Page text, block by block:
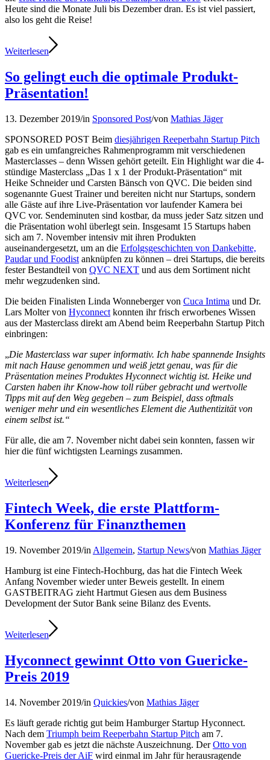
Heute sind die Monate Juli bis Dezember dran. Es ist viel passiert,
also los geht die Reise!
Weiterlesen
So gelingt euch die optimale Produkt-
Präsentation!
13. Dezember 2019/in Sponsored Post/von Mathias Jäger
SPONSORED POST Beim diesjährigen Reeperbahn Startup Pitch
gab es ein umfangreiches Rahmenprogramm mit verschiedenen
Masterclasses – denn Wissen gehört geteilt. Ein Highlight war die 4-
stündige Masterclass „Das 1 x 1 der Produkt-Präsentation“ mit
Heike Schneider und Carsten Bänsch von QVC. Die beiden sind
sogenannte Guest Trainer und bereiten nicht nur Startups, sondern
alle Gäste auf ihre Live-Präsentation vor laufender Kamera bei
QVC vor. Sendeminuten sind kostbar, da muss jeder Satz sitzen und
die Präsentation wohl überlegt sein. Insgesamt 15 Startups haben
sich am 7. November intensiv mit ihren Produkten
auseinandergesetzt, um an die Erfolgsgeschichten von Dankebitte,
Paudar und Foodist anknüpfen zu können – drei Startups, die bereits
fester Bestandteil von QVC NEXT und aus dem Sortiment nicht
mehr wegzudenken sind.
Die beiden Finalisten Linda Wonneberger von Cuca Intima und Dr.
Lars Molter von Hyconnect konnten ihr frisch erworbenes Wissen
aus der Masterclass direkt am Abend beim Reeperbahn Startup Pitch
einbringen:
„Die Masterclass war super informativ. Ich habe spannende Insights
mit nach Hause genommen und weiß jetzt genau, was für die
Präsentation meines Produktes Hyconnect wichtig ist. Heike und
Carsten haben ihr Know-how toll rüber gebracht und wertvolle
Tipps mit auf den Weg gegeben – zum Beispiel, dass oftmals
weniger mehr und ein wesentliches Element die Authentizität von
einem selbst ist.“
Für alle, die am 7. November nicht dabei sein konnten, fassen wir
hier die fünf wichtigsten Learnings zusammen.
Weiterlesen
Fintech Week, die erste Plattform-
Konferenz für Finanzthemen
19. November 2019/in Allgemein, Startup News/von Mathias Jäger
Hamburg ist eine Fintech-Hochburg, das hat die Fintech Week
Anfang November wieder unter Beweis gestellt. In einem
GASTBEITRAG zieht Hartmut Giesen aus dem Business
Development der Sutor Bank seine Bilanz des Events.
Weiterlesen
Hyconnect gewinnt Otto von Guericke-
Preis 2019
14. November 2019/in Quickies/von Mathias Jäger
Es läuft gerade richtig gut beim Hamburger Startup Hyconnect.
Nach dem Triumph beim Reeperbahn Startup Pitch am 7.
November gab es jetzt die nächste Auszeichnung. DerOtto von
Guericke-Preis der AiF wird einmal im Jahr für herausragende